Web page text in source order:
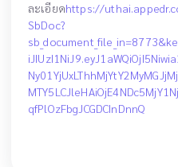
ละเอียดhttps://
SbDoc?
qfPlOzFbgJCGDCInDnnQ